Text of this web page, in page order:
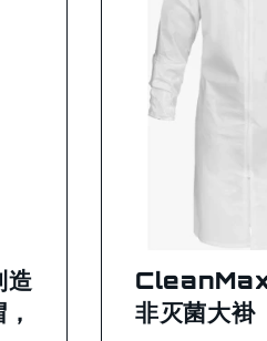
CleanMax
非灭菌大褂